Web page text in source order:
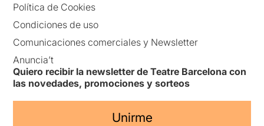
Política de Cookies
Condiciones de uso
Comunicaciones comerciales y Newsletter
Anuncia’t
Quiero recibir la newsletter de Teatre Barcelona con
las novedades, promociones y sorteos
Unirme